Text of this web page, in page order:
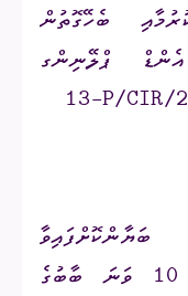
ބެހޭގޮތުން
ޕްލޭނިންގ
13-P/CIR/
ބަޔާންކޮށްފައިވާ
10 ވަނަ ބާބުގެ